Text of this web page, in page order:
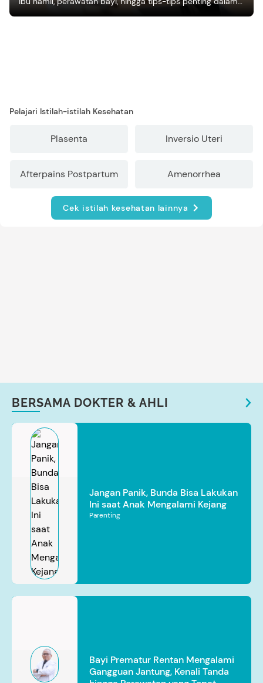
mengasuh anak
Pelajari Istilah-istilah Kesehatan
Plasenta Inversio Uteri
Afterpains Postpartum Amenorrhea
Cek istilah kesehatan lainnya
BERSAMA DOKTER & AHLI
Jangan Panik, Bunda Bisa Lakukan
Ini saat Anak Mengalami Kejang
Parenting
Bayi Prematur Rentan Mengalami
Gangguan Jantung, Kenali Tanda